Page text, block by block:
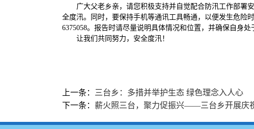
广大父老乡亲，请您积极支持并自觉配合防汛工作部署
全度汛。同时，要保持手机等通讯工具畅通，以便发生危险
6375058。报告时请尽量说明具体情况和位置，并确保自身处
让我们共同努力，安全度汛！
上一条：
三台乡：多措并举护生态 绿色理念入人心
下一条： 薪火照三台，聚力促振兴——三台乡开展庆